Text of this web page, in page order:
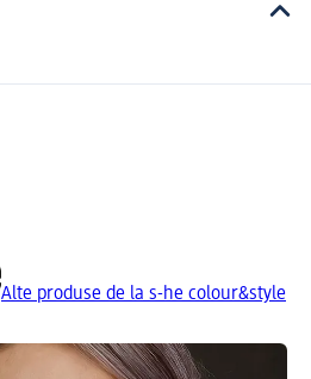
Alte produse de la s-he colour&style